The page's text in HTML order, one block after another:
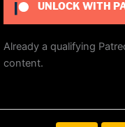
UNLOCK WITH
Already a qualifying
content.